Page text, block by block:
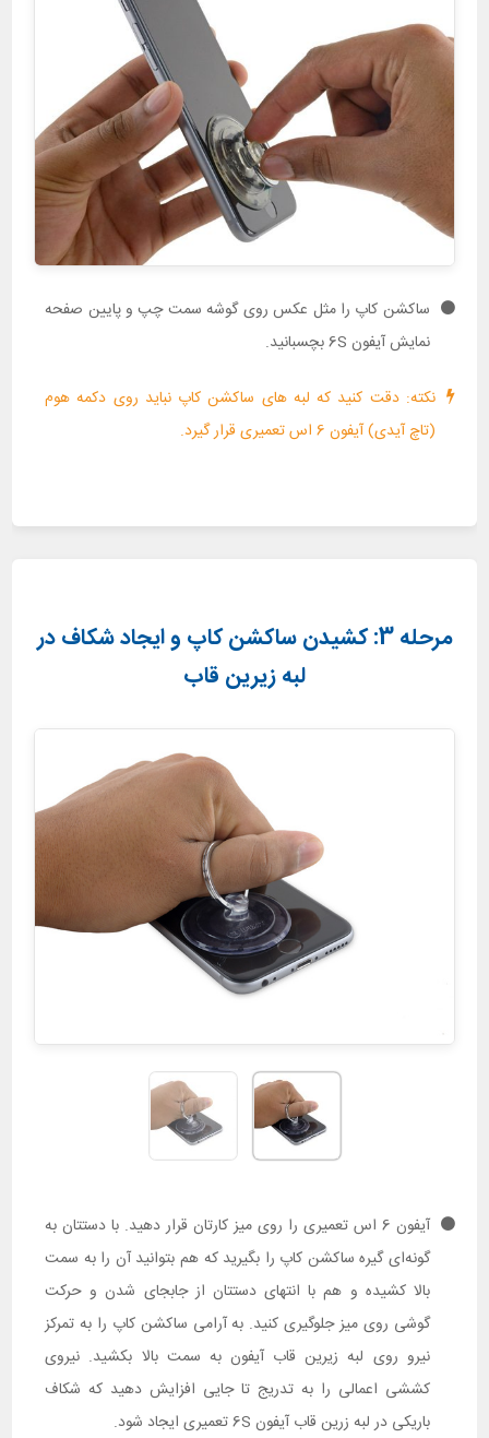
ساکشن کاپ را مثل عکس روی گوشه سمت چپ و پایین صفحه
نمایش آیفون 6S بچسبانید.
نکته: دقت کنید که لبه های ساکشن کاپ نباید روی دکمه هوم
(تاچ آیدی) آیفون 6 اس تعمیری قرار گیرد.
مرحله 3: کشیدن ساکشن کاپ و ایجاد شکاف در
لبه زیرین قاب
آیفون 6 اس تعمیری را روی میز کارتان قرار دهید. با دستتان به
گونه‌ای گیره ساکشن کاپ را بگیرید که هم بتوانید آن را به سمت
بالا کشیده و هم با انتهای دستتان از جابجای شدن و حرکت
گوشی روی میز جلوگیری کنید. به آرامی ساکشن کاپ را به تمرکز
نیرو روی لبه زیرین قاب آیفون به سمت بالا بکشید. نیروی
کششی اعمالی را به تدریج تا جایی افزایش دهید که شکاف
باریکی در لبه زرین قاب آیفون 6S تعمیری ایجاد شود.